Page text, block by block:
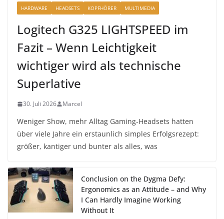
HARDWARE HEADSETS KOPFHÖRER MULTIMEDIA
Logitech G325 LIGHTSPEED im
Fazit – Wenn Leichtigkeit
wichtiger wird als technische
Superlative
30. Juli 2026 Marcel
Weniger Show, mehr Alltag Gaming-Headsets hatten
über viele Jahre ein erstaunlich simples Erfolgsrezept:
größer, kantiger und bunter als alles, was
Conclusion on the Dygma Defy:
Ergonomics as an Attitude – and Why
I Can Hardly Imagine Working
Without It